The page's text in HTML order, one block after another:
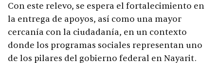
Con este relevo, se espera el fortalecimiento en
la entrega de apoyos, así como una mayor
cercanía con la ciudadanía, en un contexto
donde los programas sociales representan uno
de los pilares del gobierno federal en Nayarit.